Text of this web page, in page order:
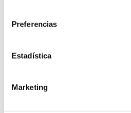
Preferencias
Estadística
Marketing
las más repetidas en el
Deja un comentario
preocupaciones habituales